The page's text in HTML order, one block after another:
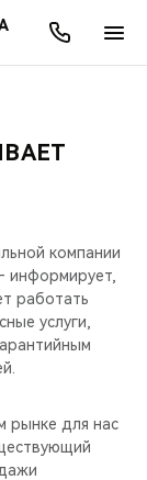
компании
работать
услуги,
рынке для нас